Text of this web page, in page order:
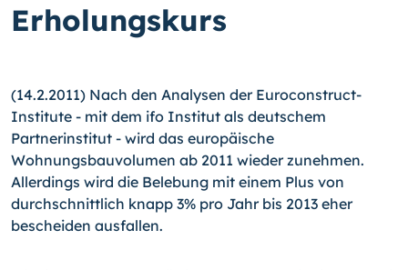
Erholungskurs
(14.2.2011) Nach den Analysen der Euroconstruct-
Institute - mit dem ifo Institut als deutschem
Partnerinstitut - wird das europäische
Wohnungsbauvolumen ab 2011 wieder zunehmen.
Allerdings wird die Belebung mit einem Plus von
durchschnittlich knapp 3% pro Jahr bis 2013 eher
bescheiden ausfallen.